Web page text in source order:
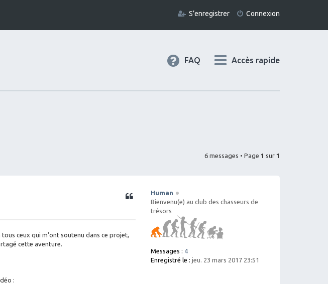
Connexion
S’enregistrer
Accès rapide
FAQ
6 messages • Page 1 sur 1
Human
Bienvenu(e) au club des chasseurs de
trésors
Messages : 4
Enregistré le : jeu. 23 mars 2017 23:51
Citation
ceux qui m'ont soutenu dans ce projet,
cette aventure.
: